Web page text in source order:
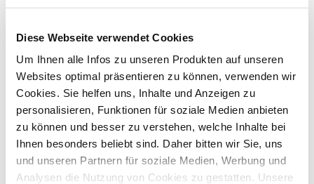
Diese Webseite verwendet Cookies
Um Ihnen alle Infos zu unseren Produkten auf unseren
Websites optimal präsentieren zu können, verwenden wir
Cookies. Sie helfen uns, Inhalte und Anzeigen zu
personalisieren, Funktionen für soziale Medien anbieten
zu können und besser zu verstehen, welche Inhalte bei
Ihnen besonders beliebt sind. Daher bitten wir Sie, uns
und unseren Partnern für soziale Medien, Werbung und
Analysen die Nutzung von Cookies zu gestatten. Unsere
Fenster
Haustüren
Glaswände
Fensteraustausch